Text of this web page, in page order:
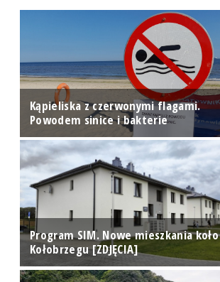
Kąpieliska z czerwonymi flagami.
Powodem sinice i bakterie
Program SIM. Nowe mieszkania koło
Kołobrzegu [ZDJĘCIA]